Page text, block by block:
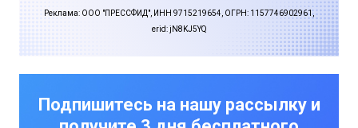
Реклама: ООО "ПРЕССФИД", ИНН 9715219654, ОГРН: 1157746902961,
erid: jN8KJ5YQ
Подпишитесь на нашу рассылку и